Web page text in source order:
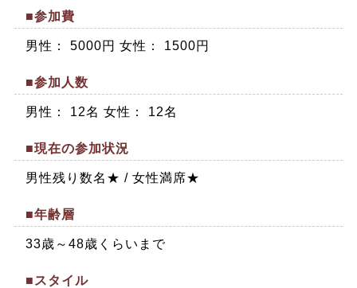
■参加費
男性： 5000円 女性： 1500円
■参加人数
男性： 12名 女性： 12名
■現在の参加状況
男性残り数名★ / 女性満席★
■年齢層
33歳～48歳くらいまで
■スタイル